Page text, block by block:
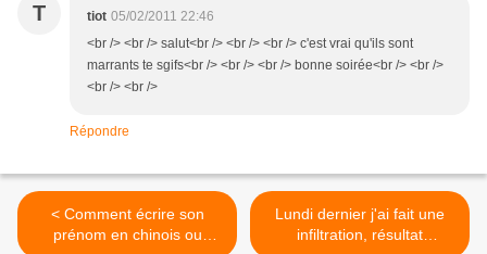
T tiot 05/02/2011 22:46
<br /> <br /> salut<br /> <br /> <br /> c'est vrai qu'ils sont
marrants te sgifs<br /> <br /> <br /> bonne soirée<br /> <br />
<br /> <br />
Répondre
< Comment écrire son
prénom en chinois ou
Lundi dernier j'ai fait une
infiltration, résultat